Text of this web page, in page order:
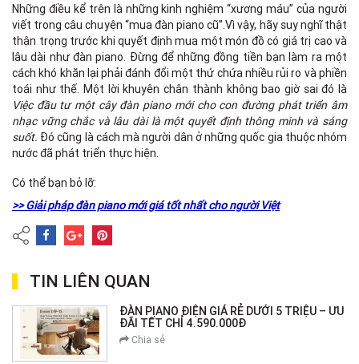
Những điều kể trên là những kinh nghiệm “xương máu” của người
viết trong câu chuyện “mua đàn piano cũ”.Vì vậy, hãy suy nghĩ thật
thận trọng trước khi quyết định mua một món đồ có giá trị cao và
lâu dài như đàn piano. Đừng để những đồng tiền bạn làm ra một
cách khó khăn lại phải đánh đổi một thứ chứa nhiều rủi ro và phiền
toái như thế. Một lời khuyên chân thành không bao giờ sai đó là
Việc đầu tư một cây đàn piano mới cho con đường phát triển âm
nhạc vững chắc và lâu dài là một quyết định thông minh và sáng
suốt. Đó cũng là cách mà người dân ở những quốc gia thuộc nhóm
nước đã phát triển thực hiện.
Có thể bạn bỏ lỡ:
>> Giải pháp đàn piano mới giá tốt nhất cho người Việt
TIN LIÊN QUAN
ĐÀN PIANO ĐIỆN GIÁ RẺ DƯỚI 5 TRIỆU – ƯU
ĐÃI TẾT CHỈ 4.590.000Đ
Chia sẻ